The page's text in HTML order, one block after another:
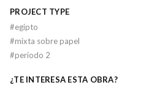
PROJECT TYPE
#egipto
#mixta sobre papel
#periodo 2
¿TE INTERESA ESTA OBRA?